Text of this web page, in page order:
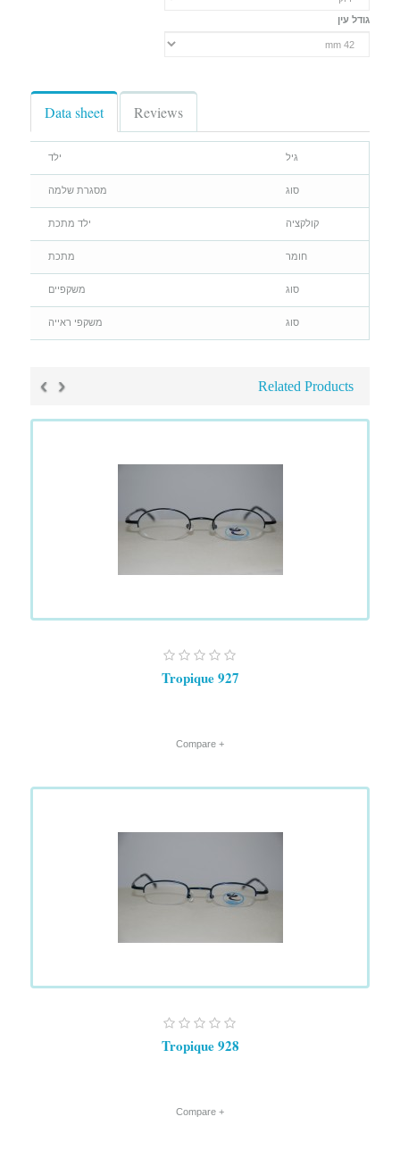
גודל עין
Data sheet Reviews
גיל ילד
סוג מסגרת שלמה
קולקציה ילד מתכת
חומר מתכת
סוג משקפיים
סוג משקפי ראייה
Related Products
‹
›
Tropique 927
+ Compare
Tropique 928
+ Compare